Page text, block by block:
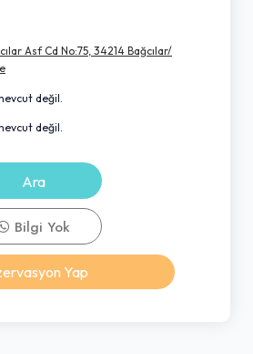
Asf Cd No:75, 34214 Bağcılar/
değil.
değil.
Ara
Bilgi Yok
Yap